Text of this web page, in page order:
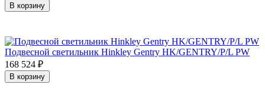
В корзину
Подвесной светильник Hinkley Gentry HK/GENTRY/P/L PW
168 524 ₽
В корзину